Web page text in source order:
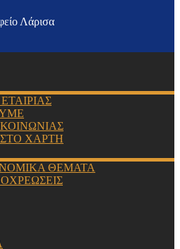
Λάρισα
ΧΑΡΤΗ
ΘΕΜΑΤΑ